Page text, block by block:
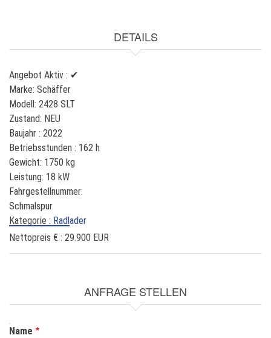
DETAILS
Angebot Aktiv : ✔
Marke: Schäffer
Modell: 2428 SLT
Zustand: NEU
Baujahr : 2022
Betriebsstunden : 162 h
Gewicht: 1750 kg
Leistung: 18 kW
Fahrgestellnummer:
Schmalspur
Kategorie : Radlader
Nettopreis € : 29.900 EUR
ANFRAGE STELLEN
NAME
Name